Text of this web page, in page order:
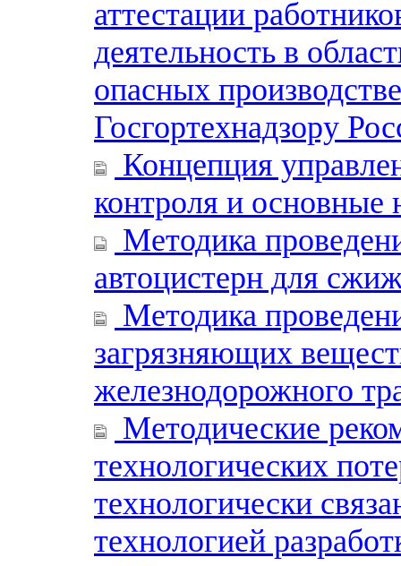
аттестации
деятельность в
опасных
Госгортехнадзору
Концепция
контроля и основные
Методика
автоцистерн для
Методика
загрязняющих
железнодорожного
Методические
технологических
технологически
технологией